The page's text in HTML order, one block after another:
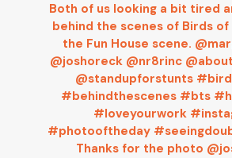
Both of us looking a bit tired
behind the scenes of Birds
the Fun House scene.
@joshoreck @nr8rinc
@standupforstunts
#behindthescenes #bts
#loveyourwork
#photooftheday
Thanks for the photo